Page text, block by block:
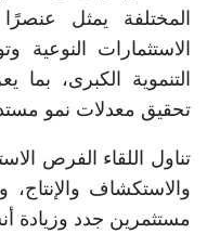
المختلفة يمثل
الاستثمارات النوعية
التنموية الكبرى،
تحقيق معدلات نمو
تناول اللقاء الفرص
والاستكشاف والإنتاج،
مستثمرين جدد